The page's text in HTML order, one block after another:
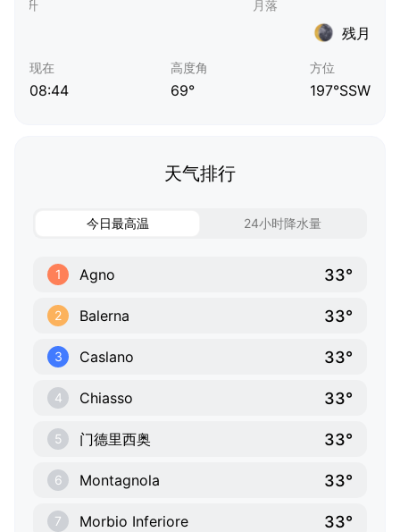
残月
现在
08:44
高度角
69°
方位
197°SSW
天气排行
今日最高温 24小时降水量
1 Agno 33°
2 Balerna 33°
3 Caslano 33°
4 Chiasso 33°
5 门德里西奥 33°
6 Montagnola 33°
7 Morbio Inferiore 33°